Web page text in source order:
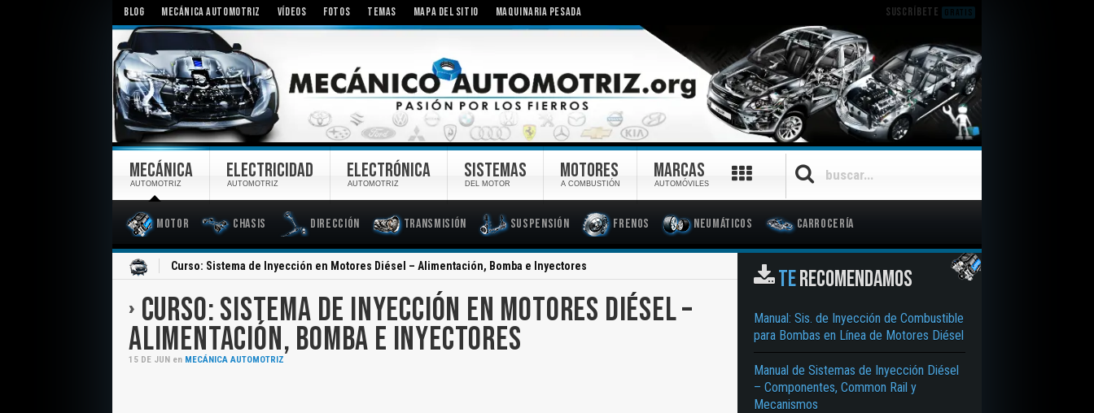
BLOG MECÁNICA AUTOMOTRIZ VÍDEOS FOTOS TEMAS MAPA DEL SITIO MAQUINARIA PESADA SUSCRÍBETE GRATIS
MECÁNICA
AUTOMOTRIZ
Motor Chasis Dirección Transmisión Suspensión Frenos Neumáticos Carrocería
ELECTRICIDAD
AUTOMOTRIZ
ELECTRÓNICA
AUTOMOTRIZ
SISTEMAS
DEL MOTOR
MOTORES
A COMBUSTIÓN
MARCAS
AUTOMÓVILES
Curso: Sistema de Inyección en Motores Diésel – Alimentación, Bomba e Inyectores
CURSO: SISTEMA DE INYECCIÓN EN MOTORES DIÉSEL –
ALIMENTACIÓN, BOMBA E INYECTORES
15 DE JUN en MECÁNICA AUTOMOTRIZ
TERECOMENDAMOS
Manual: Sis. de Inyección de Combustible
para Bombas en Línea de Motores Diésel
Manual de Sistemas de Inyección Diésel
– Componentes, Common Rail y
Mecanismos